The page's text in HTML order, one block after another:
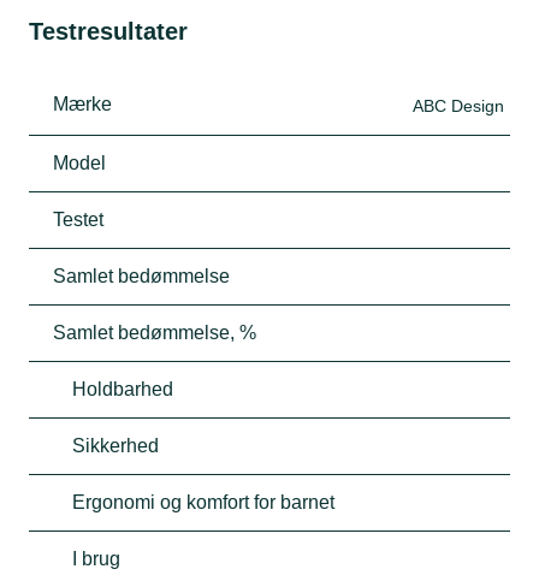
Testresultater
Mærke ABC Design
Model
Testet
Samlet bedømmelse
Samlet bedømmelse, %
Holdbarhed
Sikkerhed
Ergonomi og komfort for barnet
I brug